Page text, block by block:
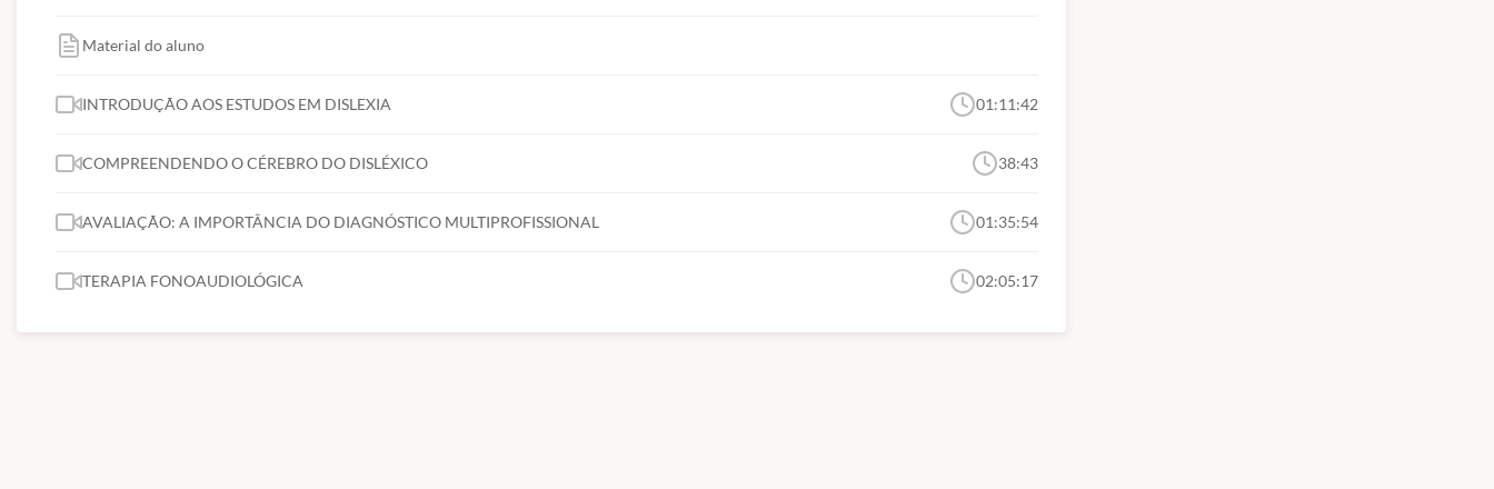
Material do aluno
INTRODUÇÃO AOS ESTUDOS EM DISLEXIA 01:11:42
COMPREENDENDO O CÉREBRO DO DISLÉXICO 38:43
AVALIAÇÃO: A IMPORTÂNCIA DO DIAGNÓSTICO MULTIPROFISSIONAL 01:35:54
TERAPIA FONOAUDIOLÓGICA 02:05:17